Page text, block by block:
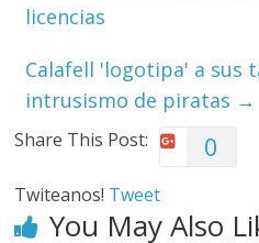
licencias
Calafell 'logotipa' a sus
intrusismo de piratas →
Share This Post: 0
Twiteanos! Tweet
You May Also